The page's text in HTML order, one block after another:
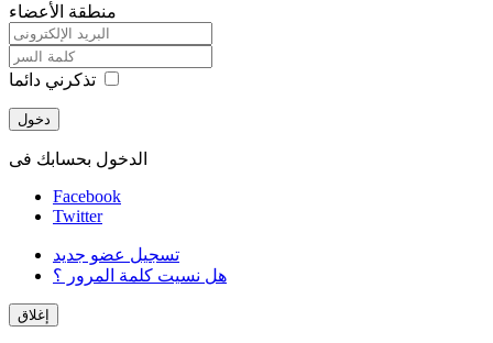
منطقة الأعضاء
دخول
الدخول بحسابك فى
Facebook
Twitter
تسجيل عضو جديد
هل نسيت كلمة المرور ؟
إغلاق